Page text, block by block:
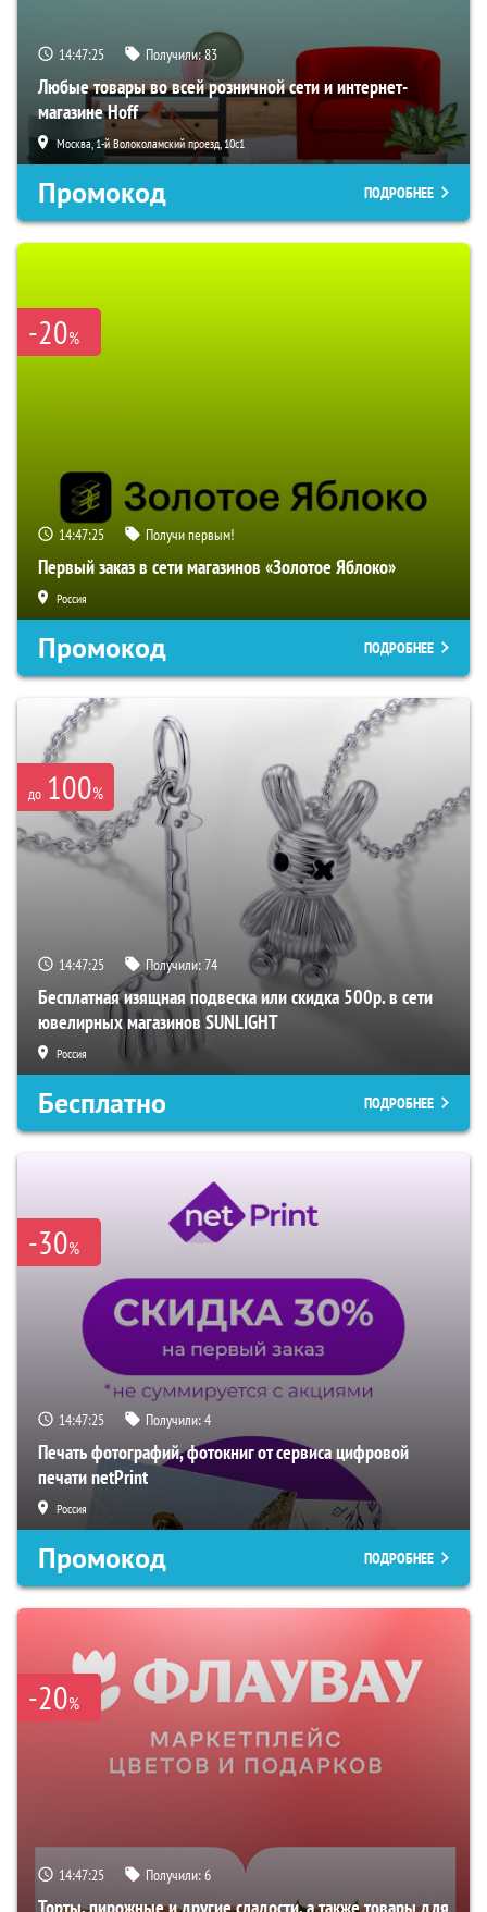
14:47:24 Получили:83
Любые товары во всей розничной сети и интернет-
магазине Hoff
Москва, 1-й Волоколамский проезд, 10с1
Промокод ПОДРОБНЕЕ
-20%
14:47:24 Получи первым!
Первый заказ в сети магазинов «Золотое Яблоко»
Россия
Промокод ПОДРОБНЕЕ
до 100%
14:47:24 Получили:74
Бесплатная изящная подвеска или скидка 500р. в сети
ювелирных магазинов SUNLIGHT
Россия
Бесплатно ПОДРОБНЕЕ
-30%
14:47:24 Получили:4
Печать фотографий, фотокниг от сервиса цифровой
печати netPrint
Россия
Промокод ПОДРОБНЕЕ
-20%
14:47:24 Получили:6